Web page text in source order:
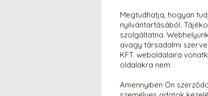
Megtudhatja, hogyan
nyilvántartásából.
szolgáltatna.
avagy társadalmi
KFT. weboldalaira
oldalakra nem.
Amennyiben Ön